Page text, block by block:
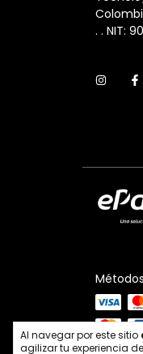
Al navegar por este sitio
agilizar tu experiencia
. . NIT: